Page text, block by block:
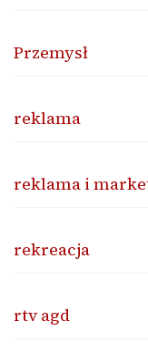
Przemysł
reklama
reklama i
rekreacja
rtv agd